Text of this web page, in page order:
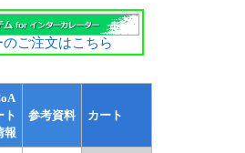
ご注文はこちら
ト
報
参考資料
カート